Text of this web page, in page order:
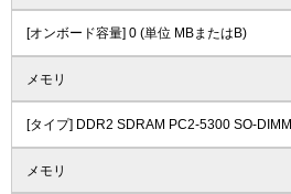
[オンボード容量] 0 (単位 MBまたはB)
メモリ
[タイプ] DDR2 SDRAM PC2-5300 SO-
メモリ